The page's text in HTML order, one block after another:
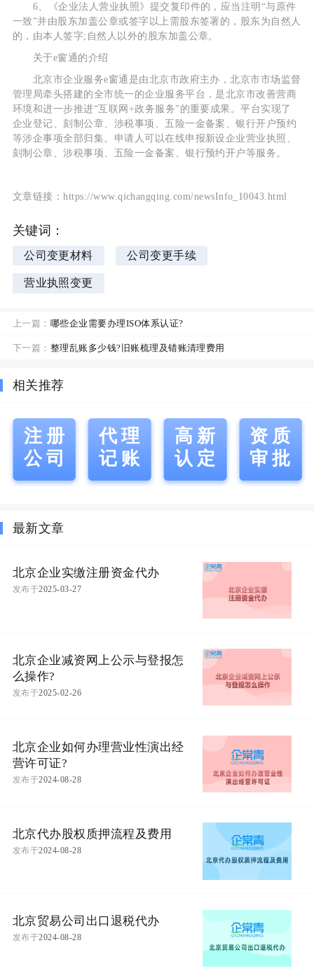
6、《企业法人营业执照》提交复印件的，应当注明“与原件
一致”并由股东加盖公章或签字以上需股东签署的，股东为自然人
的，由本人签字;自然人以外的股东加盖公章。
关于e窗通的介绍
北京市企业服务e窗通是由北京市政府主办，北京市市场监督
管理局牵头搭建的全市统一的企业服务平台，是北京市改善营商
环境和进一步推进“互联网+政务服务”的重要成果。平台实现了
企业登记、刻制公章、涉税事项、五险一金备案、银行开户预约
等涉企事项全部归集。申请人可以在线申报新设企业营业执照、
刻制公章、涉税事项、五险一金备案、银行预约开户等服务。
文章链接：https://www.qichangqing.com/newsInfo_10043.html
关键词：
公司变更材料 公司变更手续
营业执照变更
上一篇： 哪些企业需要办理ISO体系认证?
下一篇： 整理乱账多少钱?旧账梳理及错账清理费用
相关推荐
注册
公司
代理
记账
高新
认定
资质
审批
最新文章
北京企业实缴注册资金代办
发布于2025-03-27
北京企业减资网上公示与登报怎
么操作?
发布于2025-02-26
北京企业如何办理营业性演出经
营许可证?
发布于2024-08-28
北京代办股权质押流程及费用
发布于2024-08-28
北京贸易公司出口退税代办
发布于2024-08-28